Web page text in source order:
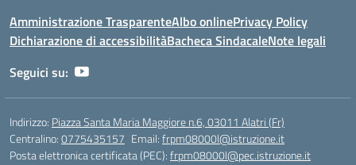
Amministrazione TrasparenteAlbo onlinePrivacy Policy
Dichiarazione di accessibilitàBacheca SindacaleNote legali
Seguici su:
Indirizzo: Piazza Santa Maria Maggiore n.6, 03011 Alatri (Fr)
Centralino:0775435157 Email:frpm08000l@istruzione.it
Posta elettronica certificata (PEC):frpm08000l@pec.istruzione.it